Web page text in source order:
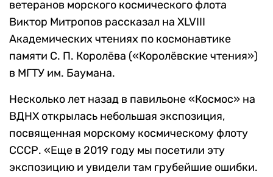
ветеранов морского космического флота
Виктор Митропов рассказал на XLVIII
Академических чтениях по космонавтике
памяти С. П. Королёва («Королёвские чтения»)
в МГТУ им. Баумана.
Несколько лет назад в павильоне «Космос» на
ВДНХ открылась небольшая экспозиция,
посвященная морскому космическому флоту
СССР. «Еще в 2019 году мы посетили эту
экспозицию и увидели там грубейшие ошибки.